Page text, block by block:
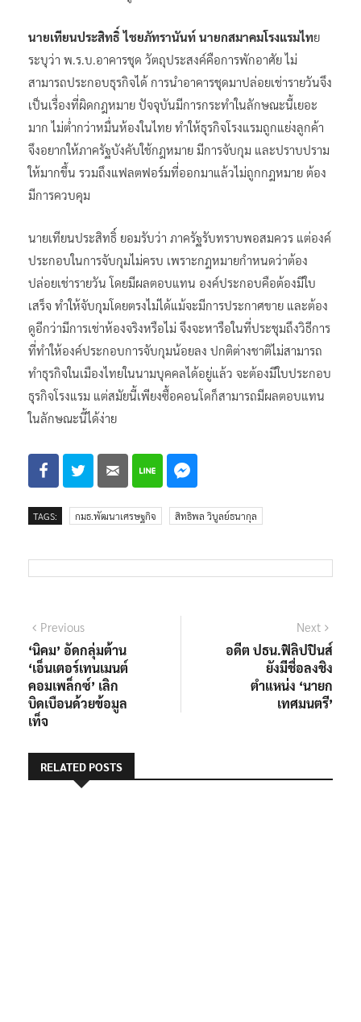
สามารถประกอบธุรกิจได้ การนำอาคารชุดมาปล่อยเช่ารายวันจึง
เป็นเรื่องที่ผิดกฎหมาย ปัจจุบันมีการกระทำในลักษณะนี้เยอะ
มาก ไม่ต่ำกว่าหมื่นห้องในไทย ทำให้ธุรกิจโรงแรมถูกแย่งลูกค้า
จึงอยากให้ภาครัฐบังคับใช้กฎหมาย มีการจับกุม และปราบปราม
ให้มากขึ้น รวมถึงแฟลตฟอร์มที่ออกมาแล้วไม่ถูกกฎหมาย ต้อง
มีการควบคุม
นายเทียนประสิทธิ์ ยอมรับว่า ภาครัฐรับทราบพอสมควร แต่องค์
ปล่อยเช่ารายวัน โดยมีผลตอบแทน องค์ประกอบคือต้องมีใบ
เสร็จ ทำให้จับกุมโดยตรงไม่ได้แม้จะมีการประกาศขาย และต้อง
ดูอีกว่ามีการเช่าห้องจริงหรือไม่ จึงจะหารือในที่ประชุมถึงวิธีการ
ที่ทำให้องค์ประกอบการจับกุมน้อยลง ปกติต่างชาติไม่สามารถ
ทำธุรกิจในเมืองไทยในนามบุคคลได้อยู่แล้ว จะต้องมีใบประกอบ
ธุรกิจโรงแรม แต่สมัยนี้เพียงซื้อคอนโดก็สามารถมีผลตอบแทน
ในลักษณะนี้ได้ง่าย
TAGS: กมธ.พัฒนาเศรษฐกิจ สิทธิพล วิบูลย์ธนากุล
แนะแนว
PreviousPrevious
‘เอ็นเตอร์เทนเมนต์
คอมเพล็กซ์’ เลิก
บิดเบือนด้วยข้อมูล
เท็จ
Next
Next
ยังมีชื่อลงชิง
ตำแหน่ง ‘นายก
เทศมนตรี’
RELATED POSTS